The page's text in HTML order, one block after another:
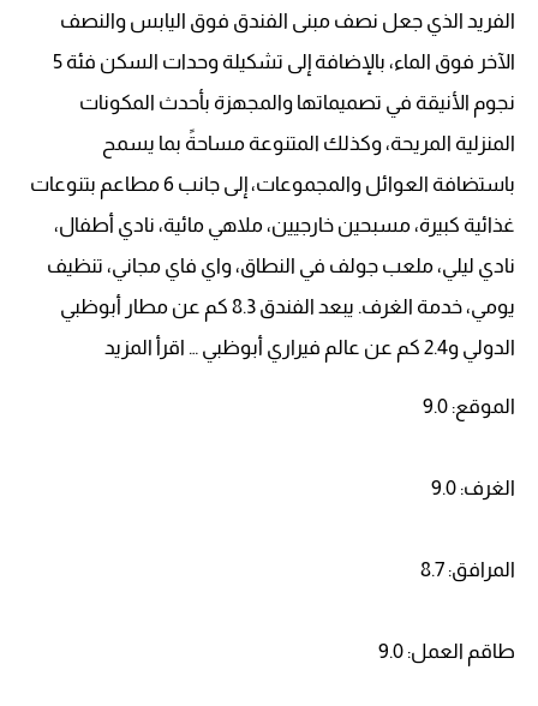
الفريد الذي جعل نصف مبنى الفندق فوق اليابس والنصف
الآخر فوق الماء، بالإضافة إلى تشكيلة وحدات السكن فئة 5
نجوم الأنيقة في تصميماتها والمجهزة بأحدث المكونات
المنزلية المريحة، وكذلك المتنوعة مساحةً بما يسمح
باستضافة العوائل والمجموعات، إلى جانب 6 مطاعم بتنوعات
غذائية كبيرة، مسبحين خارجيين، ملاهي مائية، نادي أطفال،
نادي ليلي، ملعب جولف في النطاق، واي فاي مجاني، تنظيف
يومي، خدمة الغرف. يبعد الفندق 8.3 كم عن مطار أبوظبي
الدولي و2.4 كم عن عالم فيراري أبوظبي … اقرأ المزيد
الموقع: 9.0
الغرف: 9.0
المرافق: 8.7
طاقم العمل: 9.0